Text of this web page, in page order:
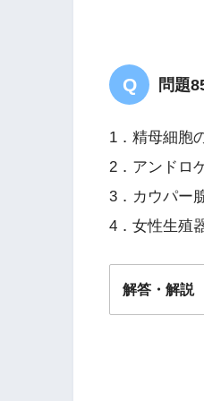
問題
1．精母細胞
2．アンドロ
3．カウパー
4．女性生殖
解答・解説